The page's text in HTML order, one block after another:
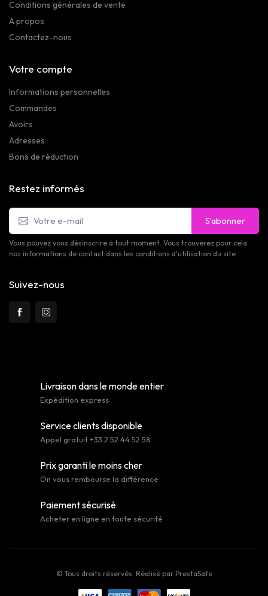
Conditions générales de vente
A propos
Contactez-nous
Votre compte
Informations personnelles
Commandes
Avoirs
Adresses
Bons de réduction
Restez informés
S’abonner
Vous pouvez vous désinscrire à tout moment. Vous trouverez pour cela
nos informations de contact dans les conditions d'utilisation du site.
Suivez-nous
Livraison dans le monde entier
Expédition express
Service clients disponible
Appel gratuit +33 2 52 44 52 58
Prix garanti le moins cher
On vous rembourse la différence
Paiement sécurisé
Acheter en ligne en toute sécurité
© Tous droits réservés. Réalisé par PrestaSafe